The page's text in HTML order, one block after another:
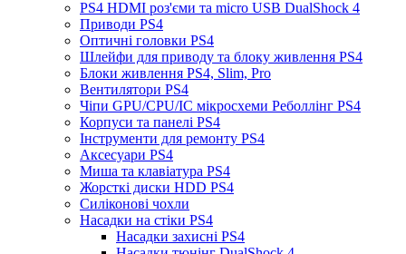
PS4 HDMI роз'єми та micro USB DualShock 4
Приводи PS4
Оптичні головки PS4
Шлейфи для приводу та блоку живлення PS4
Блоки живлення PS4, Slim, Pro
Вентилятори PS4
Чіпи GPU/CPU/IC мікросхеми Реболлінг PS4
Корпуси та панелі PS4
Інструменти для ремонту PS4
Аксесуари PS4
Миша та клавіатура PS4
Жорсткі диски HDD PS4
Силіконові чохли
Насадки на стіки PS4
Насадки захисні PS4